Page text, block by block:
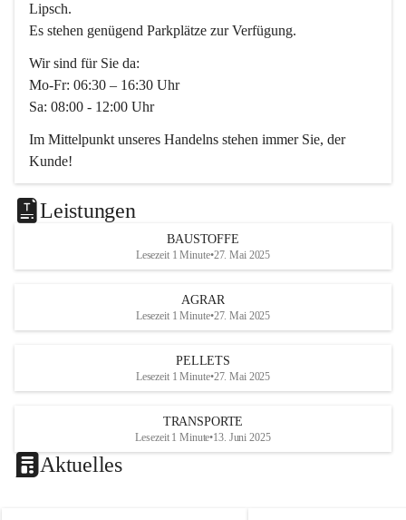
Lipsch.
Es stehen genügend Parkplätze zur Verfügung.
Wir sind für Sie da:
Mo-Fr: 06:30 – 16:30 Uhr
Sa: 08:00 - 12:00 Uhr
Im Mittelpunkt unseres Handelns stehen immer Sie, der
Kunde!
Das Team ist freundlich, motiviert und bestens geschult in
den Bereichen
Beratung, Lager sowie Transport. Für alle Ihre Anliegen
finden wir eine individuelle Lösung.
office@mayer-lipsch.at
Leistungen
BAUSTOFFE
Lesezeit 1 Minute•27. Mai 2025
AGRAR
Lesezeit 1 Minute•27. Mai 2025
PELLETS
Lesezeit 1 Minute•27. Mai 2025
TRANSPORTE
Lesezeit 1 Minute•13. Juni 2025
Aktuelles